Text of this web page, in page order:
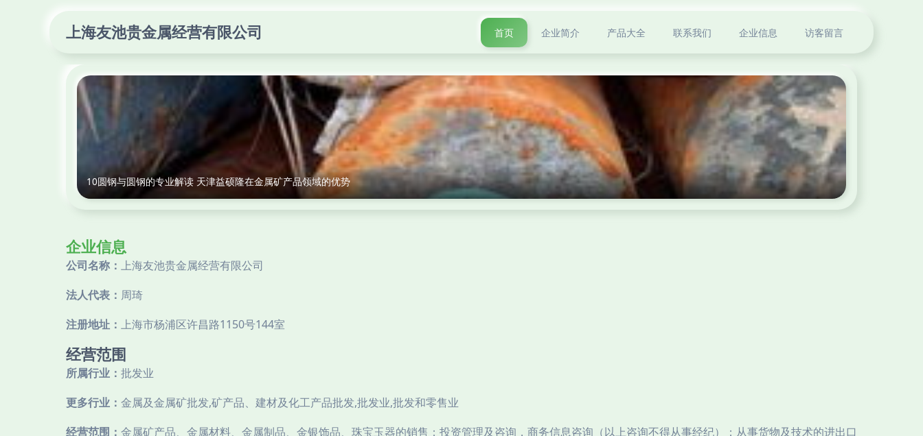
上海友池贵金属经营有限公司 首页 企业简介 产品大全 联系我们 企业信息 访客留言
10圆钢与圆钢的专业解读 天津益硕隆在金属矿产品领域的优势
企业信息
公司名称： 上海友池贵金属经营有限公司
法人代表： 周琦
注册地址： 上海市杨浦区许昌路1150号144室
经营范围
所属行业： 批发业
更多行业： 金属及金属矿批发,矿产品、建材及化工产品批发,批发业,批发和零售业
经营范围： 金属矿产品、金属材料、金属制品、金银饰品、珠宝玉器的销售；投资管理及咨询，商务信息咨询（以上咨询不得从事经纪）；从事货物及技术的进出口